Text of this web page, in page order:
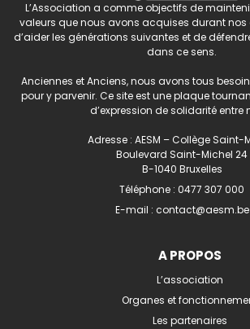
L’Association a comme objectifs de
valeurs que nous avons acquises durant nos
d’aider les générations suivantes et de
dans ce sens.
Anciennes et Anciens, nous avons tous
pour y parvenir. Ce site est une plaque
d’expression de solidarité entre
Adresse : AESM – Collège Saint-
Boulevard Saint-Michel 24
B-1040 Bruxelles
Téléphone : 0477 307 000
E-mail : contact@aesm.be
A PROPOS
L’association
Organes et
Les partenaires